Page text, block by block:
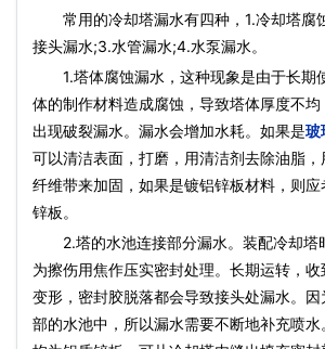
常用的冷却塔漏水有四种，1.冷却塔腐
接头漏水;3.水管漏水;4.水泵漏水。
1.塔体腐蚀漏水，这种现象是由于长期
体的制作材料造成腐蚀，导致塔体厚度不
出现破裂漏水。漏水会增加水耗。如果是玻
可以清洁表面，打磨，用清洁剂去除油脂
纤维带来加固，如果是镀铝锌板材料，则
锌板。
2.塔的水池连接部分漏水。装配冷却塔
为擦伤用焦作压实密封处理。长期运转，
变形，密封胶脱落都会导致接头处漏水。
部的水池中，所以漏水需要不断地补充喷